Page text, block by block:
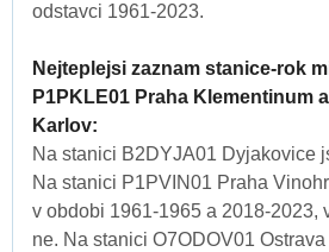
odstavci 1961-2023.
Nejteplejsi zaznam stanice-rok
P1PKLE01 Praha Klementinum
Karlov:
Na stanici B2DYJA01 Dyjakovice
Na stanici P1PVIN01 Praha
v obdobi 1961-1965 a 2018-2023,
ne. Na stanici O7ODOV01